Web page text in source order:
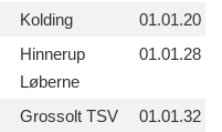
Kolding
01.01.20
Hinnerup
Løberne
01.01.28
Grossolt TSV
01.01.32